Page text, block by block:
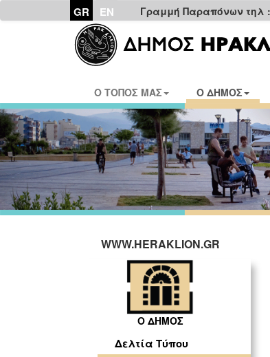
GR EN Γραμμή Παραπόνων τηλ :
Ο ΤΟΠΟΣ ΜΑΣ Ο ΔΗΜΟΣ
WWW.HERAKLION.GR
Ο ΔΗΜΟΣ
Δελτία Τύπου